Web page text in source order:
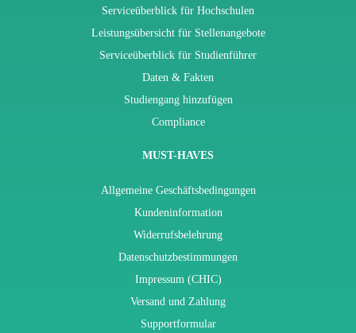
Serviceüberblick für Hochschulen
Leistungsübersicht für Stellenangebote
Serviceüberblick für Studienführer
Daten & Fakten
Studiengang hinzufügen
Compliance
MUST-HAVES
Allgemeine Geschäftsbedingungen
Kundeninformation
Widerrufsbelehrung
Datenschutzbestimmungen
Impressum (CHIC)
Versand und Zahlung
Supportformular